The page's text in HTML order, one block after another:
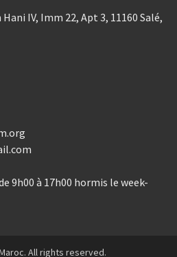
Hani IV, Imm 22, Apt 3, 11160 Salé,
9h00 à 17h00 hormis le week-
All rights reserved.